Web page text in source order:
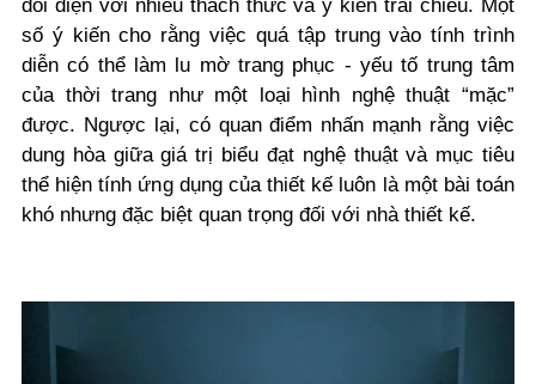
đối diện với nhiều thách thức và ý kiến trái chiều. Một
số ý kiến cho rằng việc quá tập trung vào tính trình
diễn có thể làm lu mờ trang phục - yếu tố trung tâm
của thời trang như một loại hình nghệ thuật “mặc”
được. Ngược lại, có quan điểm nhấn mạnh rằng việc
dung hòa giữa giá trị biểu đạt nghệ thuật và mục tiêu
thể hiện tính ứng dụng của thiết kế luôn là một bài toán
khó nhưng đặc biệt quan trọng đối với nhà thiết kế.